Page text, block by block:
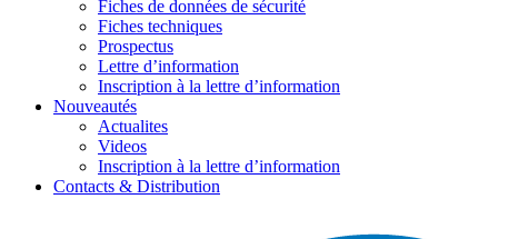
Fiches de données de sécurité
Fiches techniques
Prospectus
Lettre d’information
Inscription à la lettre d’information
Nouveautés
Actualites
Videos
Inscription à la lettre d’information
Contacts & Distribution